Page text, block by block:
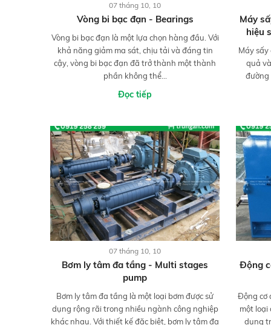
07 tháng 10, 10
Vòng bi bạc đạn - Bearings
Vòng bi bạc đạn là một lựa chọn hàng đầu. Với
khả năng giảm ma sát, chịu tải và đáng tin
cậy, vòng bi bạc đạn đã trở thành một thành
phần không thể...
Đọc tiếp
Máy
hiệu
Máy
quả
đường
07 tháng 10, 10
Bơm ly tâm đa tầng - Multi stages
pump
Bơm ly tâm đa tầng là một loại bơm được sử
dụng rộng rãi trong nhiều ngành công nghiệp
khác nhau. Với thiết kế đặc biệt, bơm ly tâm đa
Động
Động cơ
một loại
dụng